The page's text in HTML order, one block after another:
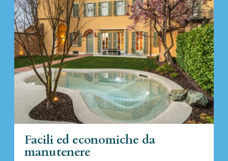
Facili ed economiche da
manutenere